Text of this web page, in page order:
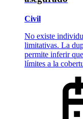
Civil
No existe
limitativas. La
permite inferir
límites a la